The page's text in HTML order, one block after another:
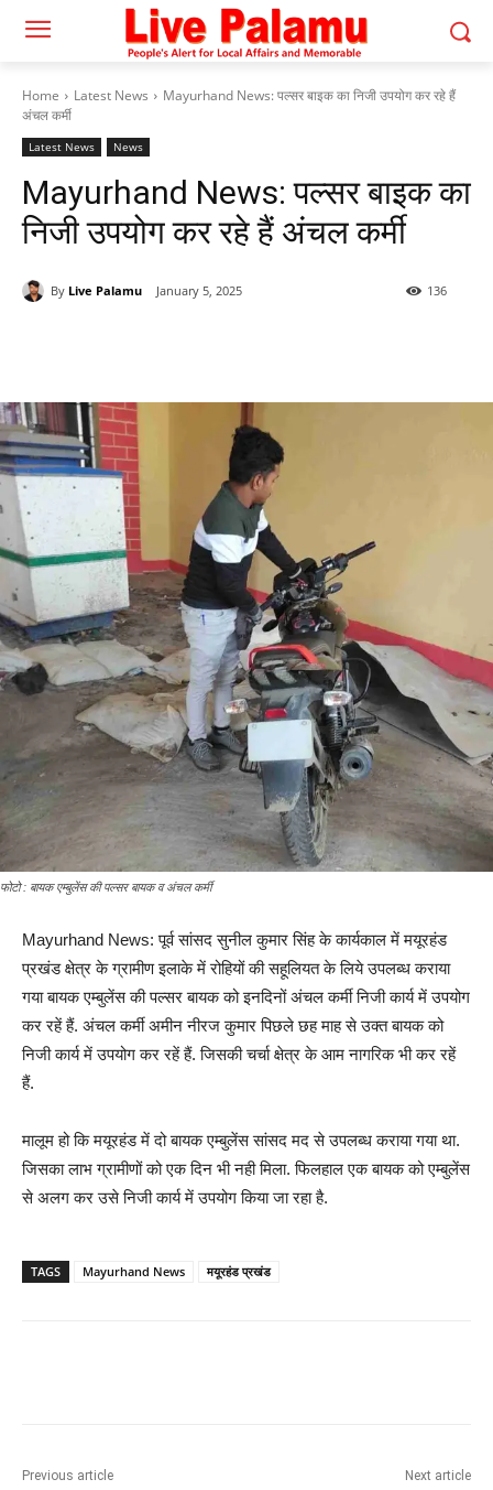
Home Latest News
Mayurhand News: पल्सर बाइक का निजी उपयोग कर रहे हैं
अंचल कर्मी
Latest News News
Mayurhand News: पल्सर बाइक का
निजी उपयोग कर रहे हैं अंचल कर्मी
By Live Palamu January 5, 2025 136
फोटो : बायक एम्बुलेंस की पल्सर बायक व अंचल कर्मी
Mayurhand News: पूर्व सांसद सुनील कुमार सिंह के कार्यकाल में मयूरहंड
प्रखंड क्षेत्र के ग्रामीण इलाके में रोहियों की सहूलियत के लिये उपलब्ध कराया
गया बायक एम्बुलेंस की पल्सर बायक को इनदिनों अंचल कर्मी निजी कार्य में उपयोग
कर रहें हैं. अंचल कर्मी अमीन नीरज कुमार पिछले छह माह से उक्त बायक को
निजी कार्य में उपयोग कर रहें हैं. जिसकी चर्चा क्षेत्र के आम नागरिक भी कर रहें
हैं.
मालूम हो कि मयूरहंड में दो बायक एम्बुलेंस सांसद मद से उपलब्ध कराया गया था.
जिसका लाभ ग्रामीणों को एक दिन भी नही मिला. फिलहाल एक बायक को एम्बुलेंस
से अलग कर उसे निजी कार्य में उपयोग किया जा रहा है.
TAGS Mayurhand News मयूरहंड प्रखंड
Previous article Next article